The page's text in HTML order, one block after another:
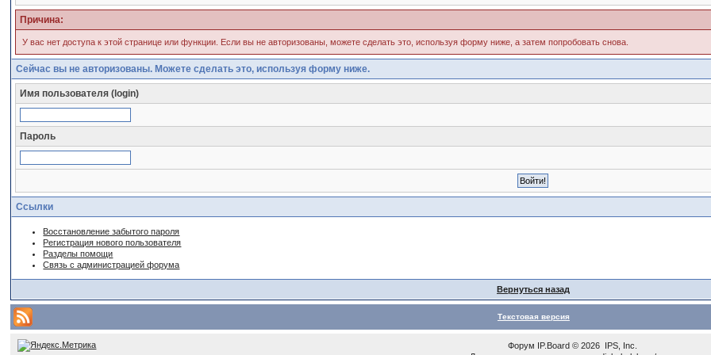
Причина:
У вас нет доступа к этой странице или функции. Если вы не авторизованы, можете сделать это, используя форму ниже, а затем попробовать снова.
Сейчас вы не авторизованы. Можете сделать это, используя форму ниже.
Имя пользователя (login)
Пароль
Ссылки
Восстановление забытого пароля
Регистрация нового пользователя
Разделы помощи
Связь с администрацией форума
Вернуться назад
Текстовая версия
Форум IP.Board © 2026 IPS, Inc